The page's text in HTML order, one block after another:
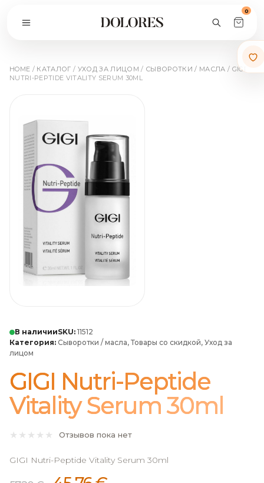
0
HOME / КАТАЛОГ / УХОД ЗА ЛИЦОМ / СЫВОРОТКИ / МАСЛА / GIGI
NUTRI-PEPTIDE VITALITY SERUM 30ML
В наличииSKU: 11512
Категория: Сыворотки / масла, Товары со скидкой, Уход за
лицом
GIGI Nutri-Peptide
Vitality Serum 30ml
Отзывов пока нет
GIGI Nutri-Peptide Vitality Serum 30ml